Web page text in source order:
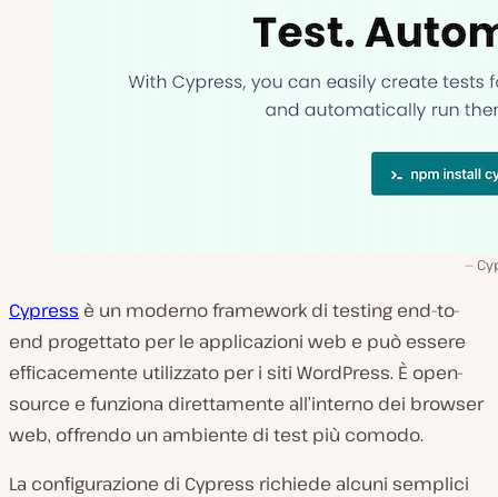
Cypress è un moderno framework di testing end-to-
end progettato per le applicazioni web e può essere
efficacemente utilizzato per i siti WordPress. È open-
source e funziona direttamente all’interno dei browser
web, offrendo un ambiente di test più comodo.
La configurazione di Cypress richiede alcuni semplici